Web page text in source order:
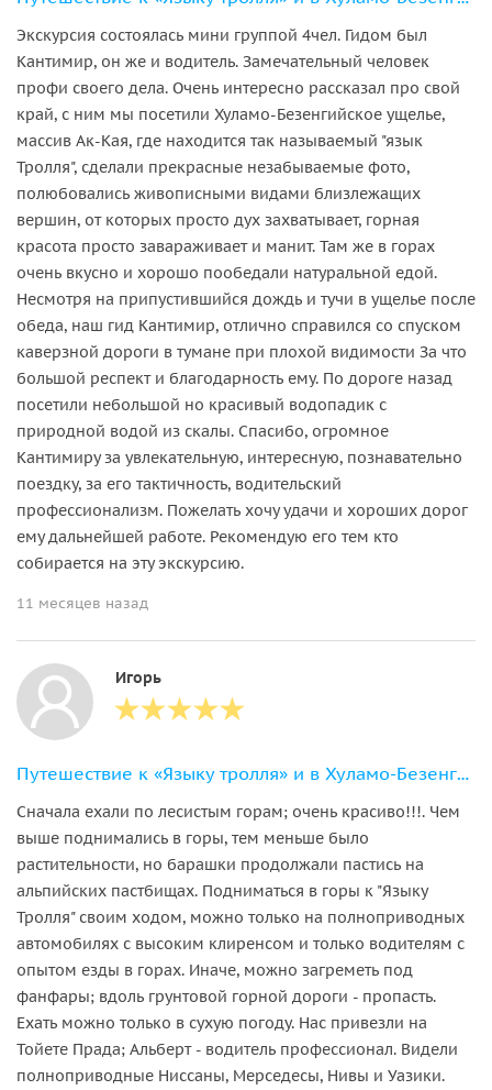
Экскурсия состоялась мини группой 4чел. Гидом был
Кантимир, он же и водитель. Замечательный человек
профи своего дела. Очень интересно рассказал про свой
край, с ним мы посетили Хуламо-Безенгийское ущелье,
массив Ак-Кая, где находится так называемый "язык
Тролля", сделали прекрасные незабываемые фото,
полюбовались живописными видами близлежащих
вершин, от которых просто дух захватывает, горная
красота просто завараживает и манит. Там же в горах
очень вкусно и хорошо пообедали натуральной едой.
Несмотря на припустившийся дождь и тучи в ущелье после
обеда, наш гид Кантимир, отлично справился со спуском
каверзной дороги в тумане при плохой видимости За что
большой респект и благодарность ему. По дороге назад
посетили небольшой но красивый водопадик с
природной водой из скалы. Спасибо, огромное
Кантимиру за увлекательную, интересную, познавательно
поездку, за его тактичность, водительский
профессионализм. Пожелать хочу удачи и хороших дорог
ему дальнейшей работе. Рекомендую его тем кто
собирается на эту экскурсию.
11 месяцев назад
Игорь
Путешествие к «Языку тролля» и в Хуламо-Безенгийское ущелье в мини-группе
Сначала ехали по лесистым горам; очень красиво!!!. Чем
выше поднимались в горы, тем меньше было
растительности, но барашки продолжали пастись на
альпийских пастбищах. Подниматься в горы к "Языку
Тролля" своим ходом, можно только на полноприводных
автомобилях с высоким клиренсом и только водителям с
опытом езды в горах. Иначе, можно загреметь под
фанфары; вдоль грунтовой горной дороги - пропасть.
Ехать можно только в сухую погоду. Нас привезли на
Тойете Прада; Альберт - водитель профессионал. Видели
полноприводные Ниссаны, Мерседесы, Нивы и Уазики.